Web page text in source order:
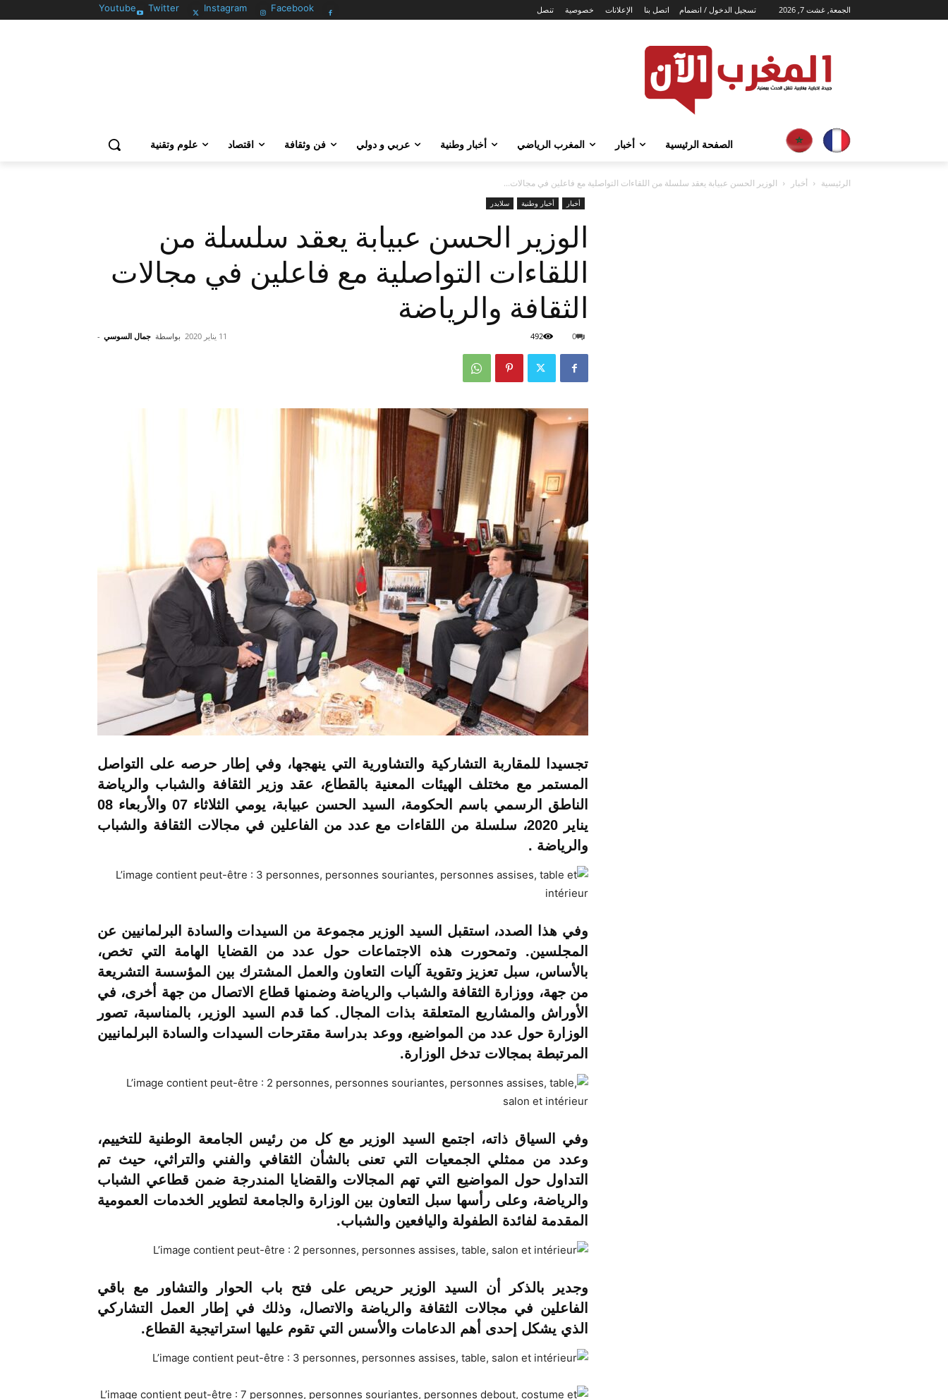
Facebook
Instagram
Twitter
Youtube الجمعة, غشت 7, 2026 تسجيل الدخول / انضمام تنصل خصوصية الإعلانات اتصل بنا
الصفحة الرئيسية أخبار المغرب الرياضي أخبار وطنية عربي و دولي فن وثقافة اقتصاد علوم وتقنية
الرئيسية أخبار الوزير الحسن عبيابة يعقد سلسلة من اللقاءات التواصلية مع فاعلين في مجالات...
أخبار أخبار وطنية سلايدر
الوزير الحسن عبيابة يعقد سلسلة من
اللقاءات التواصلية مع فاعلين في مجالات
الثقافة والرياضة
بواسطة جمال السوسي - 11 يناير 2020 0
492
تجسيدا للمقاربة التشاركية والتشاورية التي ينهجها، وفي إطار حرصه على التواصل
المستمر مع مختلف الهيئات المعنية بالقطاع، عقد وزير الثقافة والشباب والرياضة
الناطق الرسمي باسم الحكومة، السيد الحسن عبيابة، يومي الثلاثاء 07 والأربعاء 08
يناير 2020، سلسلة من اللقاءات مع عدد من الفاعلين في مجالات الثقافة والشباب
والرياضة .
وفي هذا الصدد، استقبل السيد الوزير مجموعة من السيدات والسادة البرلمانيين عن
المجلسين. وتمحورت هذه الاجتماعات حول عدد من القضايا الهامة التي تخص،
بالأساس، سبل تعزيز وتقوية آليات التعاون والعمل المشترك بين المؤسسة التشريعة
من جهة، ووزارة الثقافة والشباب والرياضة وضمنها قطاع الاتصال من جهة أخرى، في
الأوراش والمشاريع المتعلقة بذات المجال. كما قدم السيد الوزير، بالمناسبة، تصور
الوزارة حول عدد من المواضيع، ووعد بدراسة مقترحات السيدات والسادة البرلمانيين
المرتبطة بمجالات تدخل الوزارة.
وفي السياق ذاته، اجتمع السيد الوزير مع كل من رئيس الجامعة الوطنية للتخييم،
وعدد من ممثلي الجمعيات التي تعنى بالشأن الثقافي والفني والتراثي، حيث تم
التداول حول المواضيع التي تهم المجالات والقضايا المندرجة ضمن قطاعي الشباب
والرياضة، وعلى رأسها سبل التعاون بين الوزارة والجامعة لتطوير الخدمات العمومية
المقدمة لفائدة الطفولة واليافعين والشباب.
وجدير بالذكر أن السيد الوزير حريص على فتح باب الحوار والتشاور مع باقي
الفاعلين في مجالات الثقافة والرياضة والاتصال، وذلك في إطار العمل التشاركي
الذي يشكل إحدى أهم الدعامات والأسس التي تقوم عليها استراتيجية القطاع.